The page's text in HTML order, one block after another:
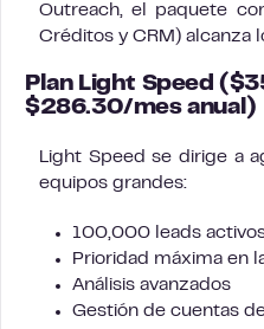
Outreach, el paquete
Créditos y CRM) alcanza
Plan Light Speed
$286.30/mes anual)
Light Speed se dirige a
equipos grandes:
100,000 leads
Prioridad máxima en
Análisis avanzados
Gestión de cuentas